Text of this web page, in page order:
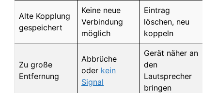
Alte Kopplung
gespeichert
Keine neue
Verbindung
möglich
Eintrag
löschen, neu
koppeln
Zu große
Entfernung
Abbrüche
oder kein
Signal
Gerät näher an
den
Lautsprecher
bringen